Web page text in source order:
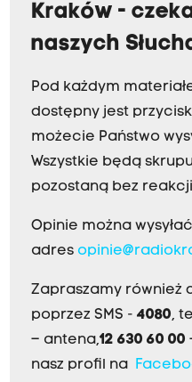
Kraków -
naszych
Pod każdym
dostępny jest
możecie Państwo
Wszystkie będą
pozostaną bez
Opinie można
adres
Zapraszamy również
poprzez SMS - 4080,
– antena,12 630 60 00
nasz profil na